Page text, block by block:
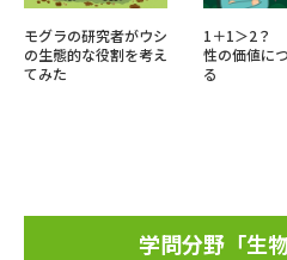
モグラの研究者がウシ
の生態的な役割を考え
てみた
1＋1＞2？
性の価値に
る
学問分野「生